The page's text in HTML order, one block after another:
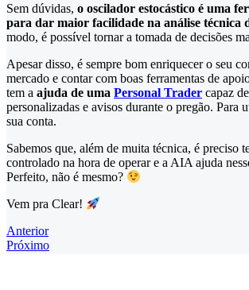
Sem dúvidas, o oscilador estocástico é uma
para dar maior facilidade na análise técnica
modo, é possível tornar a tomada de decisões
Apesar disso, é sempre bom enriquecer o seu
mercado e contar com boas ferramentas de
tem a ajuda de uma Personal Trader capaz
personalizadas e avisos durante o pregão. Para
sua conta.
Sabemos que, além de muita técnica, é preciso
controlado na hora de operar e a AIA ajuda
Perfeito, não é mesmo?
Vem pra Clear!
Anterior
Próximo